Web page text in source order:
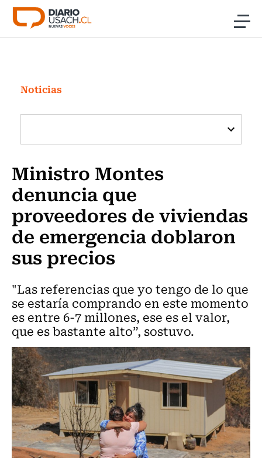
Click acá para ir directamente al contenido
Investigación
Cultura
Programas Radio y TV Usach
Noticias
Ministro Montes
denuncia que
proveedores de viviendas
de emergencia doblaron
sus precios
"Las referencias que yo tengo de lo que
se estaría comprando en este momento
es entre 6-7 millones, ese es el valor,
que es bastante alto”, sostuvo.